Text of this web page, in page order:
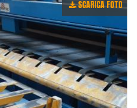
SCARICA FOTO